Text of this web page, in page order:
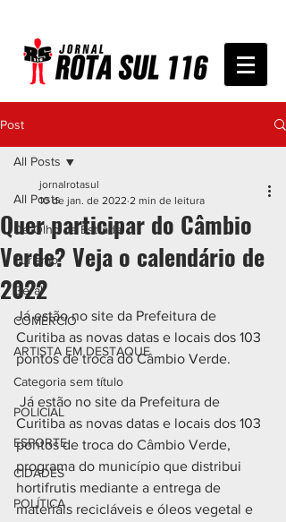
Post
All Posts
De Olho na Estrada
Turismo
Geral
COMÉRCIO
ARTISTA EM DESTAQUE
Categoria sem título
POLICIAL
ESPORTE
CIDADES
POLÍTICA
All Posts
Quer participar do Câmbio
Verde? Veja o calendário de
2022
jornalrotasul
10 de jan. de 2022 2 min de leitura
Já estão no site da Prefeitura de
Curitiba as novas datas e locais dos 103
pontos de troca do Câmbio Verde.
Curitiba as novas datas e locais dos 103
pontos de troca do Câmbio Verde,
programa do município que distribui
hortifrutis mediante a entrega de
materiais recicláveis e óleos vegetal e